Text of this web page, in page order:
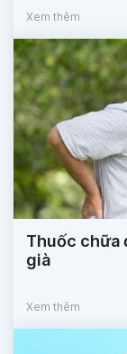
Xem thêm
Thuốc chữa
già
Xem thêm